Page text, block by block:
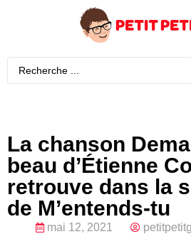
La chanson
beau d’Étienne
retrouve dans la
de M’entends-tu
mai 12, 2021